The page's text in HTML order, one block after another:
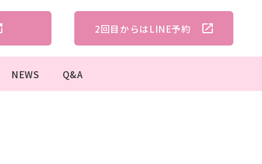
2回目からはLINE予約
NEWS Q&A